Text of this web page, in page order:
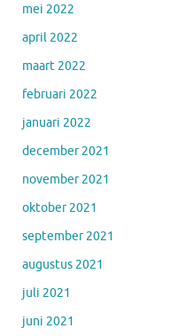
mei 2022
april 2022
maart 2022
februari 2022
januari 2022
december 2021
november 2021
oktober 2021
september 2021
augustus 2021
juli 2021
juni 2021